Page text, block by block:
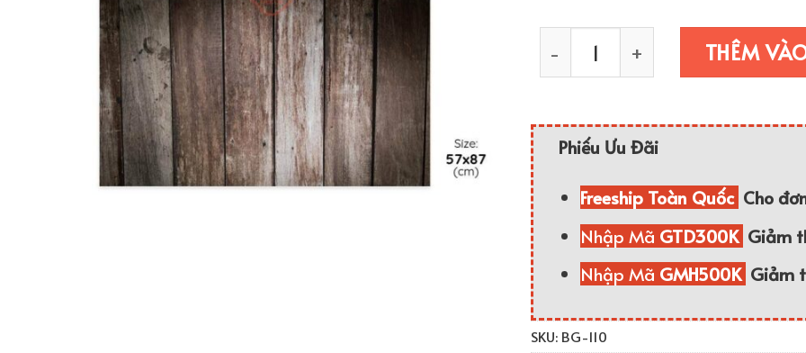
Nền Vân Gỗ Chụp Ảnh Sản
THÊM
Phiếu Ưu Đãi
Freeship Toàn Quốc Cho
Nhập Mã GTD300K Giảm
Nhập Mã GMH500K Giảm
SKU: BG-110